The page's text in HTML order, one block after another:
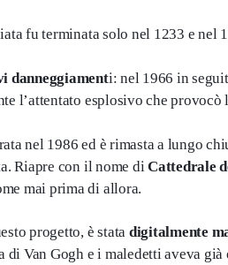
fu terminata solo nel 1233 e
danneggiamenti: nel 1966 in
l’attentato esplosivo che provocò
nel 1986 ed è rimasta a lungo
Riapre con il nome di Cattedrale
mai prima di allora.
progetto, è stata digitalmente
di Van Gogh e i maledetti aveva